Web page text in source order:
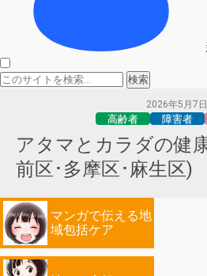
2026年5月7日
高齢者 障害者
アタマとカラダの健
前区･多摩区･麻生区)
マンガで伝える地
域包括ケア